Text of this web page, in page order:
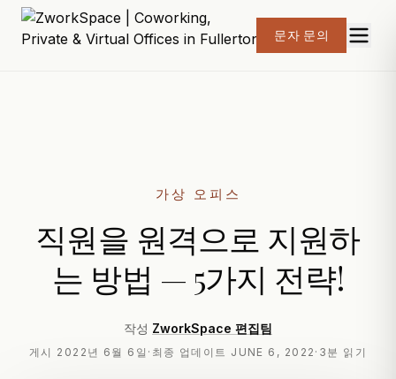
문자 문의
가상 오피스
직원을 원격으로 지원하
는 방법 — 5가지 전략!
작성 ZworkSpace 편집팀
게시 2022년 6월 6일 · 최종 업데이트 JUNE 6, 2022 · 3분 읽기